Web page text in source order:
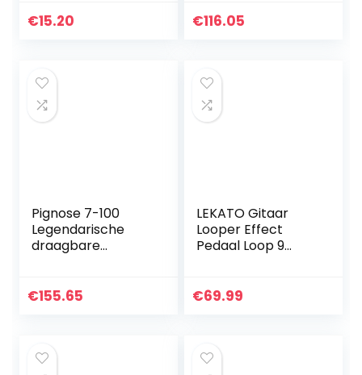
Piezo Pickup
€15.20
naartoe te nemen
€116.05
Pignose 7-100
Legendarische
draagbare
€155.65
LEKATO Gitaar
Looper Effect
Pedaal Loop 9
Elektrische Gitaar
€69.99